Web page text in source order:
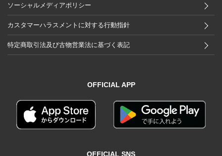
ソーシャルメディアポリシー
カスタマーハラスメントに対する行動指針
特定商取引法及び古物営業法に基づく表記
OFFICIAL APP
OFFICIAL SNS